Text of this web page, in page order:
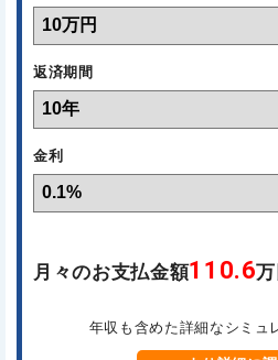
返済期間
金利
月々のお支払金額110.6万
年収も含めた詳細なシミュ